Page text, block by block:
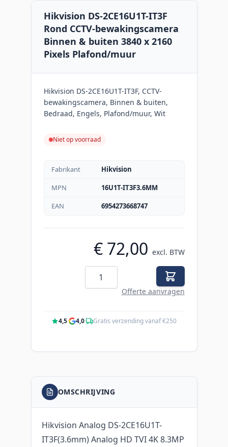
Hikvision DS-2CE16U1T-IT3F
Rond CCTV-bewakingscamera
Binnen & buiten 3840 x 2160
Pixels Plafond/muur
Hikvision DS-2CE16U1T-IT3F, CCTV-
bewakingscamera, Binnen & buiten,
Bedraad, Engels, Plafond/muur, Wit
Niet op voorraad
Fabrikant
Hikvision
MPN
16U1T-IT3F3.6MM
EAN
6954273668747
€ 72,00 excl. BTW
Aantal
Offerte aanvragen
4,5· 4,0· Gratis verzending vanaf €250
OMSCHRIJVING
Hikvision Analog DS-2CE16U1T-
IT3F(3.6mm) Analog HD TVI 4K 8.3MP